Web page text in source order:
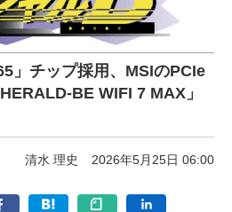
」チップ採用、MSIのPCIe
BE WIFI 7 MAX」
清水 理史 2026年5月25日 06:00